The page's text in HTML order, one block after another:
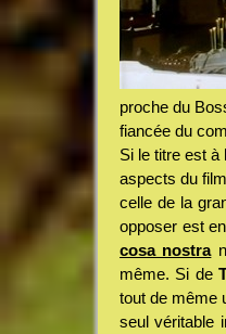
proche du
fiancée du
Si le titre est
aspects du
celle de la
opposer est
cosa nostra
même. Si de
tout de même
seul véritable